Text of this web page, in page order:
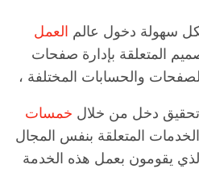
سهولة دخول عالم العمل
المتعلقة بإدارة صفحات
والحسابات المختلفة ،
دخل من خلال خمسات
الخدمات المتعلقة بنفس المجال
يقومون بعمل هذه الخدمة